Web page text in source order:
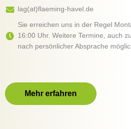
lag(at)flaeming-havel.de
Sie erreichen uns in der Regel
16:00 Uhr. Weitere Termine, auch
nach persönlicher Absprache
Mehr erfahren